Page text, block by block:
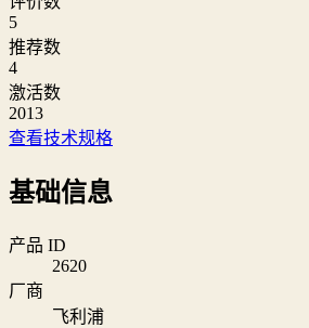
5
推荐数
4
激活数
2013
查看技术规格
基础信息
产品 ID
2620
厂商
飞利浦